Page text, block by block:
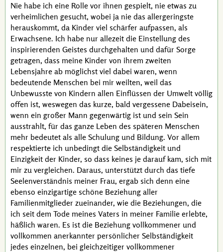
Nie habe ich eine Rolle vor ihnen gespielt, nie etwas zu
verheimlichen gesucht, wobei ja nie das allergeringste
herauskommt, da Kinder viel schärfer aufpassen, als
Erwachsene. Ich habe nur allezeit die Einstellung des
inspirierenden Geistes durchgehalten und dafür Sorge
getragen, dass meine Kinder von ihrem zweiten
Lebensjahre ab möglichst viel dabei waren, wenn
bedeutende Menschen bei mir weilten, weil das
Unbewusste von Kindern allen Einflüssen der Umwelt völlig
offen ist, weswegen das kurze, bald vergessene Dabeisein,
wenn ein großer Mann gegenwärtig ist und sein Sein
ausstrahlt, für das ganze Leben des späteren Menschen
mehr bedeutet als alle Schulung und Bildung. Vor allem
respektierte ich unbedingt die Selbständigkeit und
Einzigkeit der Kinder, so dass keines je darauf kam, sich mit
mir zu vergleichen. Daraus, unterstützt durch das tiefe
Seelenverständnis meiner Frau, ergab sich denn eine
ebenso einzigartige schöne Beziehung aller
Familienmitglieder zueinander, wie die Beziehungen, die
ich seit dem Tode meines Vaters in meiner Familie erlebte,
häßlich waren. Es ist die Beziehung vollkommener und
vollkommen anerkannter persönlicher Selbständigkeit
jedes einzelnen, bei gleichzeitiger vollkommener